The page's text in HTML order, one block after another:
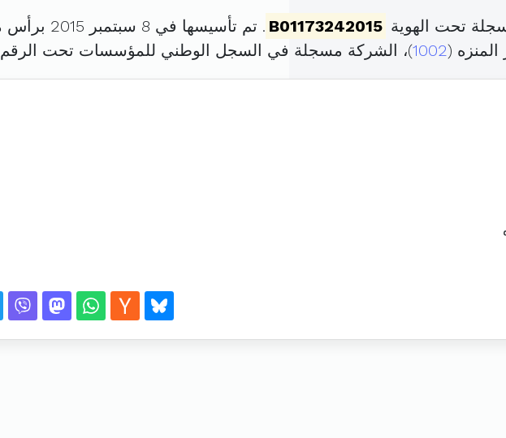
تحت الهوية B01173242015 . تم تأسيسها في 8 سبتمبر 2015 برأس مال قدره
1002)، الشركة مسجلة في السجل الوطني للمؤسسات تحت الرقم